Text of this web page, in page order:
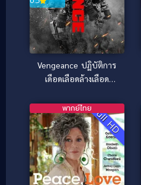
Vengeance ปฏิบัติการ
เดือดเลือดล้างเลือด
Full HD
พากย์ไทย